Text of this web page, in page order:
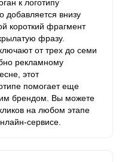
к логотипу
добавляется внизу
короткий фрагмент
фразу.
от трех до семи
рекламному
этот
помогает еще
брендом. Вы можете
на любом этапе
сервисе.